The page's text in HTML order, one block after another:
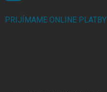
PRIJÍMAME ONLINE PLATBY